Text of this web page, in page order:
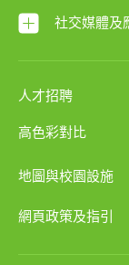
社交媒體及
人才招聘
高色彩對比
地圖與校園設施
網頁政策及指引